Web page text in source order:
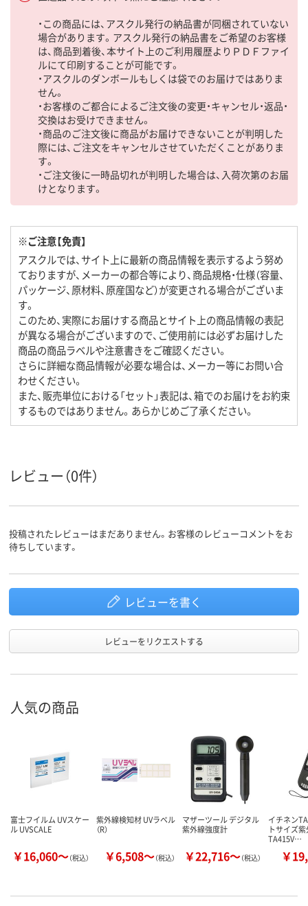
・この商品には、アスクル発行の納品書が同梱されていない
場合があります。アスクル発行の納品書をご希望のお客様
は、商品到着後、本サイト上のご利用履歴よりＰＤＦファイ
ルにて印刷することが可能です。
・アスクルのダンボールもしくは袋でのお届けではありま
せん。
・お客様のご都合によるご注文後の変更・キャンセル・返品・
交換はお受けできません。
・商品のご注文後に商品がお届けできないことが判明した
際には、ご注文をキャンセルさせていただくことがありま
す。
・ご注文後に一時品切れが判明した場合は、入荷次第のお届
けとなります。
※ご注意【免責】
アスクルでは、サイト上に最新の商品情報を表示するよう努め
ておりますが、メーカーの都合等により、商品規格・仕様（容量、
パッケージ、原材料、原産国など）が変更される場合がございま
す。
このため、実際にお届けする商品とサイト上の商品情報の表記
が異なる場合がございますので、ご使用前には必ずお届けした
商品の商品ラベルや注意書きをご確認ください。
さらに詳細な商品情報が必要な場合は、メーカー等にお問い合
わせください。
また、販売単位における「セット」表記は、箱でのお届けをお約束
するものではありません。あらかじめご了承ください。
レビュー（0件）
投稿されたレビューはまだありません。お客様のレビューコメントをお
待ちしています。
レビューを書く
レビューをリクエストする
人気の商品
富士フイルム UVスケー
ル UVSCALE
￥16,060～（税込）
紫外線検知材 UVラベル
（R）
￥6,508～（税込）
マザーツール デジタル
紫外線強度計
￥22,716～（税込）
イチネン
トサイズ
TA415V…
￥